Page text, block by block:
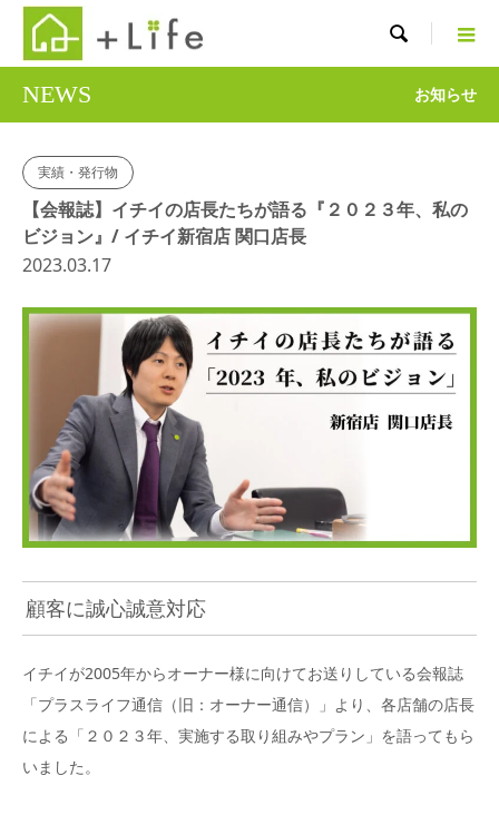

NEWS お知らせ
実績・発行物
【会報誌】イチイの店長たちが語る『２０２３年、私の
ビジョン』/ イチイ新宿店 関口店長
2023.03.17
顧客に誠心誠意対応
イチイが2005年からオーナー様に向けてお送りしている会報誌
「プラスライフ通信（旧：オーナー通信）」より、各店舗の店長
による「２０２３年、実施する取り組みやプラン」を語ってもら
いました。